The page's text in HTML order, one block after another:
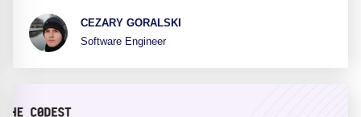
CEZARY GORALSKI
Software Engineer